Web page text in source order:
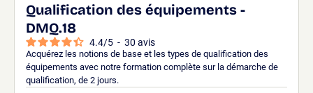
Qualification des équipements -
DMQ.18
4.4/5 - 30 avis
Acquérez les notions de base et les types de qualification des
équipements avec notre formation complète sur la démarche de
qualification, de 2 jours.